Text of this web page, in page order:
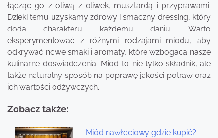
łącząc go z oliwą z oliwek, musztardą i przyprawami.
Dzięki temu uzyskamy zdrowy i smaczny dressing, który
doda charakteru każdemu daniu. Warto
eksperymentować z różnymi rodzajami miodu, aby
odkrywać nowe smaki i aromaty, które wzbogacą nasze
kulinarne doświadczenia. Miód to nie tylko składnik, ale
także naturalny sposób na poprawę jakości potraw oraz
ich wartości odżywczych.
Zobacz także:
Miód nawłociowy gdzie kupić?